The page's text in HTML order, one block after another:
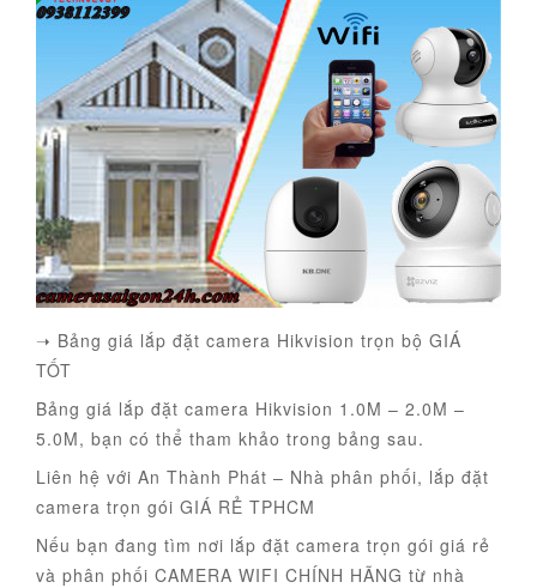
➝ Bảng giá lắp đặt camera Hikvision trọn bộ GIÁ
TỐT
Bảng giá lắp đặt camera Hikvision 1.0M – 2.0M –
5.0M, bạn có thể tham khảo trong bảng sau.
Liên hệ với An Thành Phát – Nhà phân phối, lắp đặt
camera trọn gói GIÁ RẺ TPHCM
Nếu bạn đang tìm nơi lắp đặt camera trọn gói giá rẻ
và phân phối CAMERA WIFI CHÍNH HÃNG từ nhà